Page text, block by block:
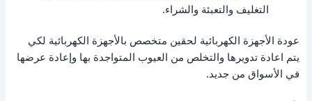
التغليف والتعبئة والشراء.
عودة الأجهزة الكهربائية لحقين متخصص بالأجهزة الكهربائية لكي
يتم اعادة تدويرها والتخلص من العيوب المتواجدة بها وإعادة عرضها
في الأسواق من جديد.